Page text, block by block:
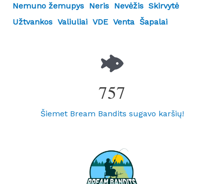
Nemuno žemupys Neris Nevėžis Skirvytė
Užtvankos Valiuliai VDE Venta Šapalai
757
Šiemet Bream Bandits sugavo karšių!